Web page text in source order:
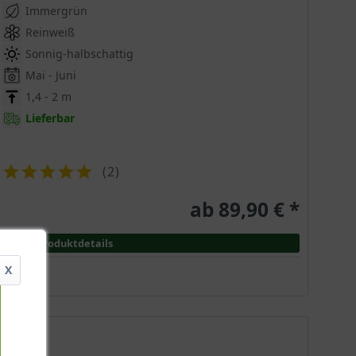
und kompakte Wuchsform aufweist. Die Pflanze
eine weiße Optik mit rosa Saum sowie eine gelbe
und Klima etwas variieren können.
der Pflanze bei.
und Merkmalen. Von der prächtigen Blüte bis hin
guten Pflege und dem richtigen Standort wird der
Hier sind einige Tipps für den besten
Immergrün
Reinweiß
Sonnig-halbschattig
Mai - Juni
1,4 - 2 m
Lieferbar
(2)
ab 89,90 € *
Produktdetails
X